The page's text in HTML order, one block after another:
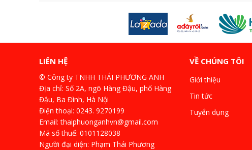
LIÊN HỆ
© Công ty TNHH THÁI PHƯƠNG ANH
Địa chỉ: Số 2A, ngõ Hàng Đậu, phố Hàng
Đậu, Ba Đình, Hà Nội
Điện thoại: 0243. 9270199
Email: thaiphuonganhvn@gmail.com
Mã số thuế: 0101128038
Người đại diện: Phạm Thái Phương
VỀ CHÚNG TÔI
Giới thiệu
Tin tức
Tuyển dụng